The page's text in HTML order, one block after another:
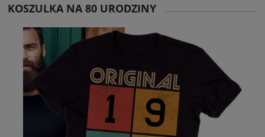
KOSZULKA NA 80 URODZINY